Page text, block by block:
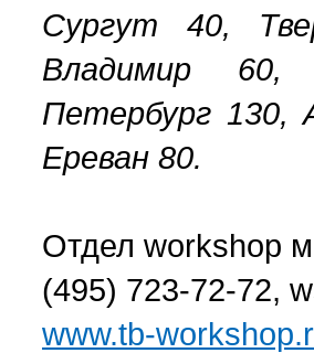
Сургут 40,
Владимир
Петербург 130,
Ереван 80.
Отдел workshop
(495) 723-72-72,
www.tb-